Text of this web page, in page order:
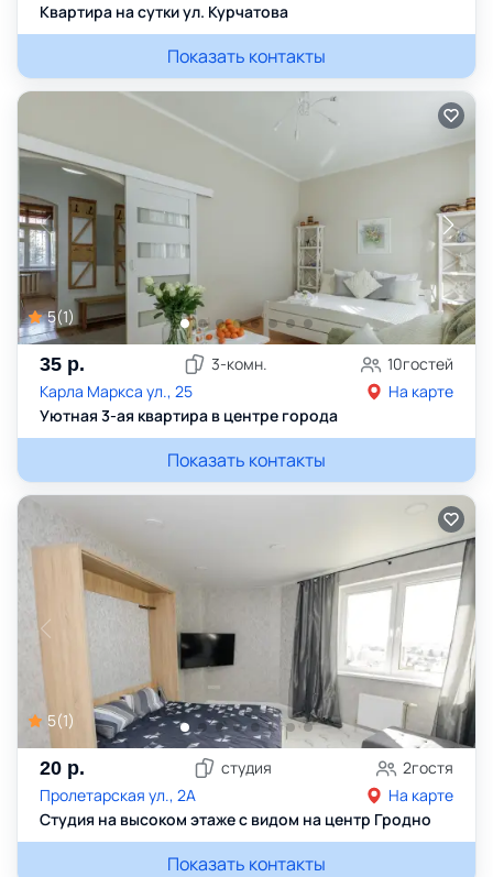
Квартира на сутки ул. Курчатова
Показать контакты
5(1)
35 р. 3-комн. 10гостей
Карла Маркса ул., 25
На карте
Уютная 3-ая квартира в центре города
Показать контакты
5(1)
20 р. студия 2гостя
Пролетарская ул., 2А
На карте
Студия на высоком этаже с видом на центр Гродно
Показать контакты